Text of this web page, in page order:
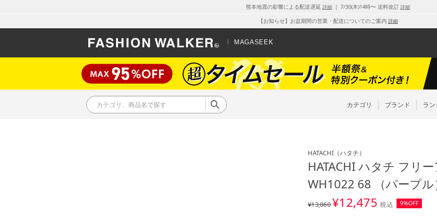
熊本地震の影響による配送遅延 詳細｜ 7/30(木)14時〜 送料改訂 詳細
【お知らせ】お盆期間の営業・配送についてのご案内 詳細
MAGASEEK
カテゴリ ブランド ラ
HATACHI （ハタチ）
HATACHI ハタチ フリ
WH1022 68 （パープル
¥13,860¥12,475 税込 9%OFF